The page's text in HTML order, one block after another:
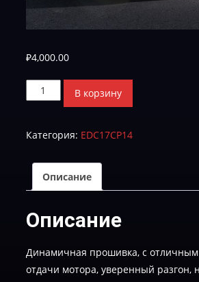
₽4,000.00
Количество
товара
SANTA
D
2F310_E1DM404ANVERI1R2-
1-
EGR_DPF-
В корзину
Категория: EDC17CP14
Описание
Описание
Динамичная прошивка, с
отдачи мотора, уверенный разгон,